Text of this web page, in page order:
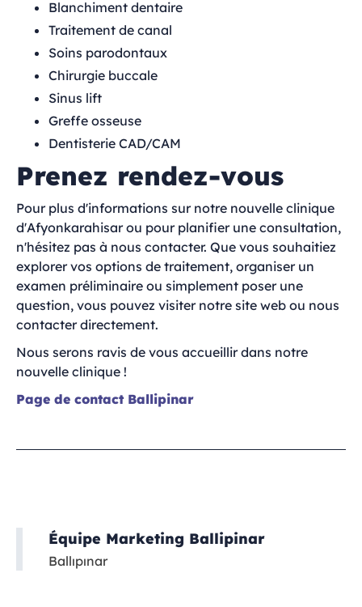
Blanchiment dentaire
Traitement de canal
Soins parodontaux
Chirurgie buccale
Sinus lift
Greffe osseuse
Dentisterie CAD/CAM
Prenez rendez-vous
Pour plus d'informations sur notre nouvelle clinique
d'Afyonkarahisar ou pour planifier une consultation,
n'hésitez pas à nous contacter. Que vous souhaitiez
explorer vos options de traitement, organiser un
examen préliminaire ou simplement poser une
question, vous pouvez visiter notre site web ou nous
contacter directement.
Nous serons ravis de vous accueillir dans notre
nouvelle clinique !
Page de contact Ballipinar
Équipe Marketing Ballipinar
Ballıpınar